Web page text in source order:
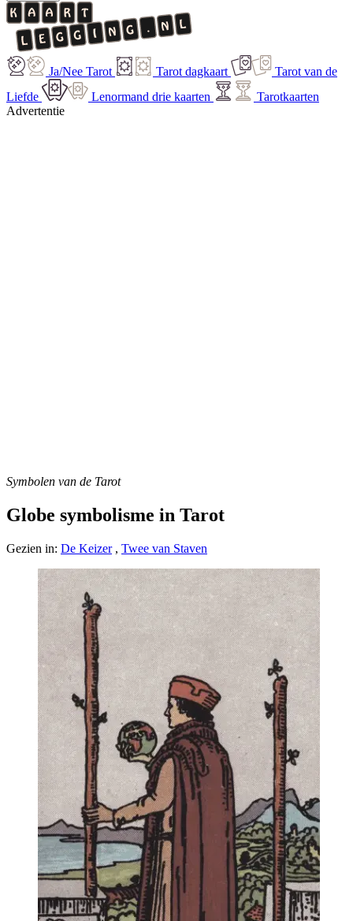
Ja/Nee Tarot Tarot dagkaart
Tarot van de
Liefde
Lenormand drie kaarten
Tarotkaarten
Advertentie
Symbolen van de Tarot
Globe symbolisme in Tarot
Gezien in: De Keizer, Twee van Staven